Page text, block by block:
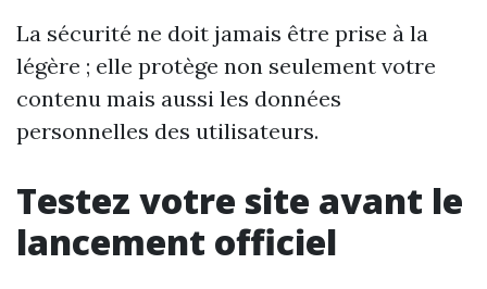
La sécurité ne doit jamais être prise à la
légère ; elle protège non seulement votre
contenu mais aussi les données
personnelles des utilisateurs.
Testez votre site avant le
lancement officiel